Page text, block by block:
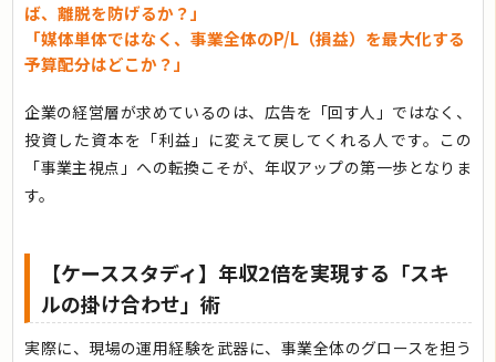
ば、離脱を防げるか？」
「媒体単体ではなく、事業全体のP/L（損益）を最大化する
予算配分はどこか？」
企業の経営層が求めているのは、広告を「回す人」ではなく、
投資した資本を「利益」に変えて戻してくれる人です。この
「事業主視点」への転換こそが、年収アップの第一歩となりま
す。
【ケーススタディ】年収2倍を実現する「スキ
ルの掛け合わせ」術
実際に、現場の運用経験を武器に、事業全体のグロースを担う